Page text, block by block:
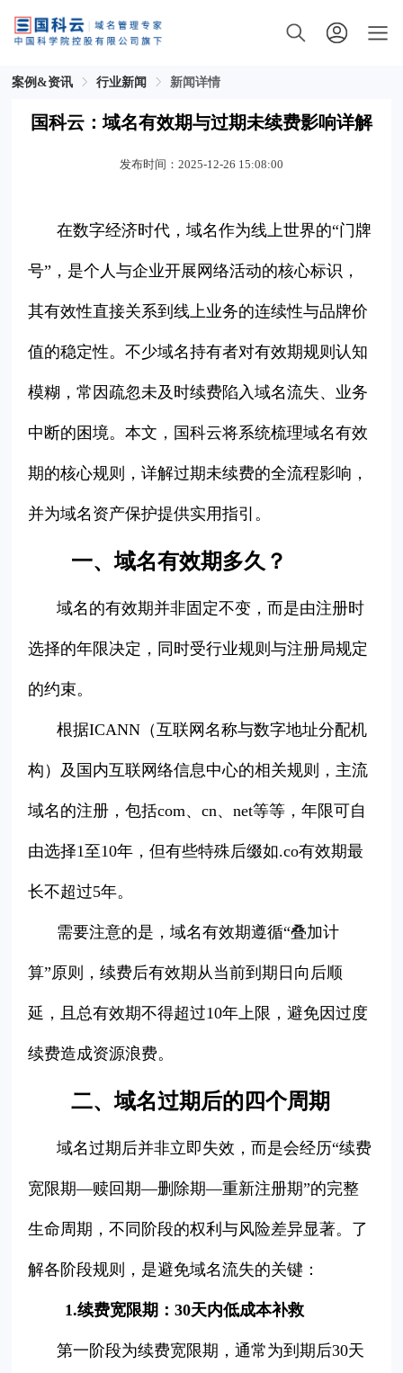
案例&资讯 行业新闻 新闻详情
国科云：域名有效期与过期未续费影响详解
发布时间：2025-12-26 15:08:00
在数字经济时代，域名作为线上世界的“门牌
号”，是个人与企业开展网络活动的核心标识，
其有效性直接关系到线上业务的连续性与品牌价
值的稳定性。不少域名持有者对有效期规则认知
模糊，常因疏忽未及时续费陷入域名流失、业务
中断的困境。本文，国科云将系统梳理域名有效
期的核心规则，详解过期未续费的全流程影响，
并为域名资产保护提供实用指引。
一、域名有效期多久？
域名的有效期并非固定不变，而是由注册时
选择的年限决定，同时受行业规则与注册局规定
的约束。
根据ICANN（互联网名称与数字地址分配机
构）及国内互联网络信息中心的相关规则，主流
域名的注册，包括com、cn、net等等，年限可自
由选择1至10年，但有些特殊后缀如.co有效期最
长不超过5年。
需要注意的是，域名有效期遵循“叠加计
算”原则，续费后有效期从当前到期日向后顺
延，且总有效期不得超过10年上限，避免因过度
续费造成资源浪费。
二、域名过期后的四个周期
域名过期后并非立即失效，而是会经历“续费
宽限期—赎回期—删除期—重新注册期”的完整
生命周期，不同阶段的权利与风险差异显著。了
解各阶段规则，是避免域名流失的关键：
1.续费宽限期：30天内低成本补救
第一阶段为续费宽限期，通常为到期后30天